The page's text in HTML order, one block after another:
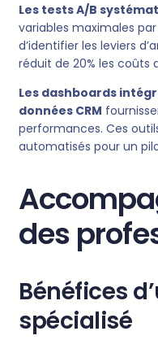
Les tests A/B
variables maximales
d’identifier les leviers
réduit de 20% les coûts
Les dashboards
données CRM
performances. Ces
automatisés pour un
des
Bénéfices
spécialisé